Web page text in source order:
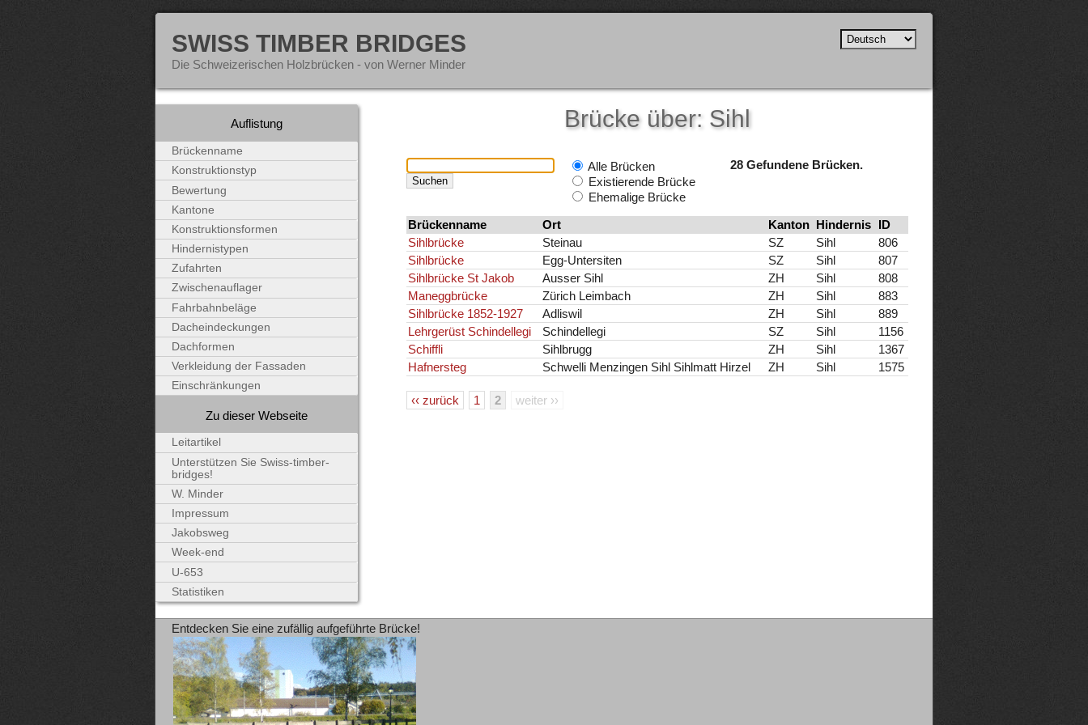
SWISS TIMBER BRIDGES
Die Schweizerischen Holzbrücken - von Werner Minder
Brücke über: Sihl
Alle Brücken
Existierende Brücke
Ehemalige Brücke
28 Gefundene Brücken.
Brückenname Ort Kanton Hindernis
ID
Sihlbrücke
Steinau SZ Sihl
806
Sihlbrücke
Egg-Untersiten SZ Sihl
807
Sihlbrücke St Jakob
Ausser Sihl ZH Sihl
808
Maneggbrücke
Zürich Leimbach ZH Sihl
883
Sihlbrücke 1852-1927
Adliswil ZH Sihl
889
Lehrgerüst Schindellegi
Schindellegi SZ Sihl
1156
Schiffli
Sihlbrugg ZH Sihl
1367
Hafnersteg
Schwelli Menzingen Sihl Sihlmatt Hirzel ZH Sihl 1575
‹‹ zurück 1 2 weiter ››
Auflistung
Brückenname
Konstruktionstyp
Bewertung
Kantone
Konstruktionsformen
Hindernistypen
Zufahrten
Zwischenauflager
Fahrbahnbeläge
Dacheindeckungen
Dachformen
Verkleidung der Fassaden
Einschränkungen
Zu dieser Webseite
Leitartikel
Unterstützen Sie Swiss-timber-
bridges!
W. Minder
Impressum
Jakobsweg
Week-end
U-653
Statistiken
Entdecken Sie eine zufällig aufgeführte Brücke!